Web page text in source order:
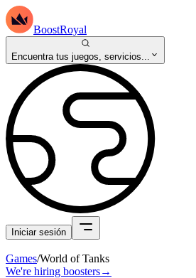
BoostRoyal
Encuentra tus juegos, servicios...
Iniciar sesión
Games/World of Tanks
We're hiring boosters→